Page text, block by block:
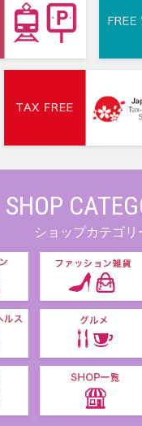
SHOP
ショップカテゴリ